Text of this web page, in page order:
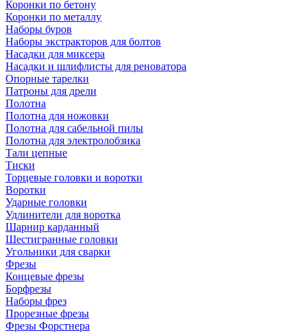
Коронки по бетону
Коронки по металлу
Наборы буров
Наборы экстракторов для болтов
Насадки для миксера
Насадки и шлифлисты для реноватора
Опорные тарелки
Патроны для дрели
Полотна
Полотна для ножовки
Полотна для сабельной пилы
Полотна для электролобзика
Тали цепные
Тиски
Торцевые головки и воротки
Воротки
Ударные головки
Удлинители для воротка
Шарнир карданный
Шестигранные головки
Угольники для сварки
Фрезы
Концевые фрезы
Борфрезы
Наборы фрез
Прорезные фрезы
Фрезы Форстнера